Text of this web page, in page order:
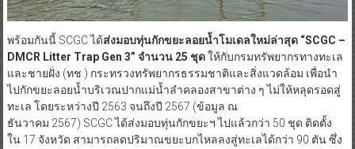
พร้อมกันนี้ SCGC ได้ส่งมอบทุ่นกักขยะลอยน้ำโมเดลใหม่ล่าสุด“SCGC –
DMCR Litter Trap Gen 3” จำนวน 25 ชุดให้กับกรมทรัพยากรทางทะเล
และชายฝั่ง (ทช.) กระทรวงทรัพยากรธรรมชาติและสิ่งแวดล้อม เพื่อนำ
ไปกักขยะลอยน้ำบริเวณปากแม่น้ำลำคลองสาขาต่าง ๆ ไม่ให้หลุดรอดสู่
ทะเล โดยระหว่างปี 2563 จนถึงปี 2567 (ข้อมูล ณ
ธันวาคม 2567) SCGC ได้ส่งมอบทุ่นกักขยะฯ ไปแล้วกว่า 50 ชุด ติดตั้ง
ใน 17 จังหวัด สามารถลดปริมาณขยะบกไหลลงสู่ทะเลได้กว่า 90 ตัน ซึ่ง